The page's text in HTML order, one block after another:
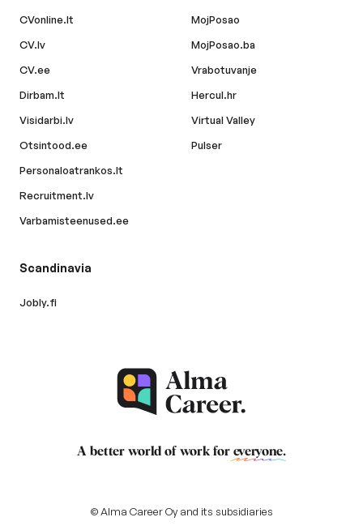
CVonline.lt
CV.lv
CV.ee
Dirbam.lt
Visidarbi.lv
Otsintood.ee
Personaloatrankos.lt
Recruitment.lv
Varbamisteenused.ee
MojPosao
MojPosao.ba
Vrabotuvanje
Hercul.hr
Virtual Valley
Pulser
Scandinavia
Jobly.fi
A better world of work for everyone.
© Alma Career Oy and its subsidiaries